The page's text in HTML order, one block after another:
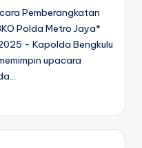
Pemberangkatan
Polda Metro Jaya*
- Kapolda Bengkulu
upacara